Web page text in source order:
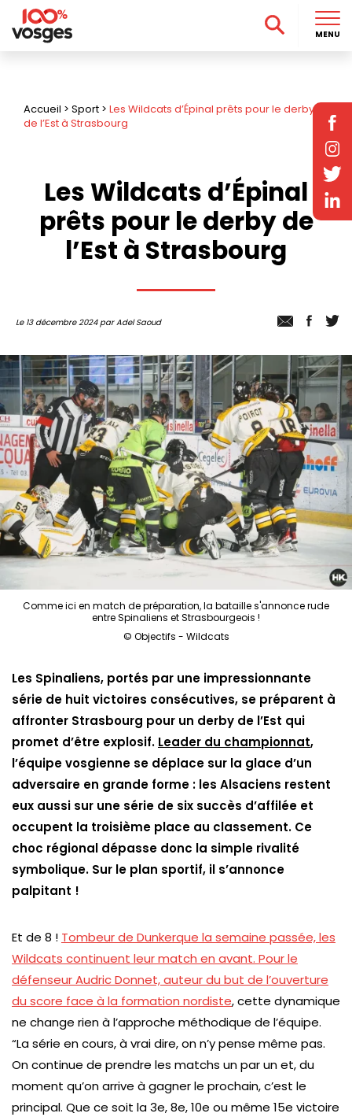
Accueil > Sport > Les Wildcats d’Épinal prêts pour le derby
de l’Est à Strasbourg
Les Wildcats d’Épinal
prêts pour le derby de
l’Est à Strasbourg
Le 13 décembre 2024 par Adel Saoud
Comme ici en match de préparation, la bataille s'annonce rude
entre Spinaliens et Strasbourgeois !
© Objectifs - Wildcats
Les Spinaliens, portés par une impressionnante
série de huit victoires consécutives, se préparent à
affronter Strasbourg pour un derby de l’Est qui
promet d’être explosif. Leader du championnat,
l’équipe vosgienne se déplace sur la glace d’un
adversaire en grande forme : les Alsaciens restent
eux aussi sur une série de six succès d’affilée et
occupent la troisième place au classement. Ce
choc régional dépasse donc la simple rivalité
symbolique. Sur le plan sportif, il s’annonce
palpitant !
Et de 8 ! Tombeur de Dunkerque la semaine passée, les
Wildcats continuent leur match en avant. Pour le
défenseur Audric Donnet, auteur du but de l’ouverture
du score face à la formation nordiste, cette dynamique
ne change rien à l’approche méthodique de l’équipe.
“La série en cours, à vrai dire, on n’y pense même pas.
On continue de prendre les matchs un par un et, du
moment qu’on arrive à gagner le prochain, c’est le
principal. Que ce soit la 3e, 8e, 10e ou même 15e victoire
MENU